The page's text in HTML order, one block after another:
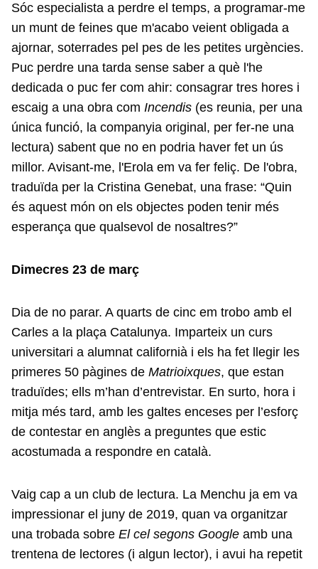
Sóc especialista a perdre el temps, a programar-me
un munt de feines que m'acabo veient obligada a
ajornar, soterrades pel pes de les petites urgències.
Puc perdre una tarda sense saber a què l'he
dedicada o puc fer com ahir: consagrar tres hores i
escaig a una obra com Incendis (es reunia, per una
única funció, la companyia original, per fer-ne una
lectura) sabent que no en podria haver fet un ús
millor. Avisant-me, l'Erola em va fer feliç. De l'obra,
traduïda per la Cristina Genebat, una frase: “Quin
és aquest món on els objectes poden tenir més
esperança que qualsevol de nosaltres?”
Dimecres 23 de març
Dia de no parar. A quarts de cinc em trobo amb el
Carles a la plaça Catalunya. Imparteix un curs
universitari a alumnat californià i els ha fet llegir les
primeres 50 pàgines de Matrioixques, que estan
traduïdes; ells m’han d’entrevistar. En surto, hora i
mitja més tard, amb les galtes enceses per l’esforç
de contestar en anglès a preguntes que estic
acostumada a respondre en català.
Vaig cap a un club de lectura. La Menchu ja em va
impressionar el juny de 2019, quan va organitzar
una trobada sobre El cel segons Google amb una
trentena de lectores (i algun lector), i avui ha repetit